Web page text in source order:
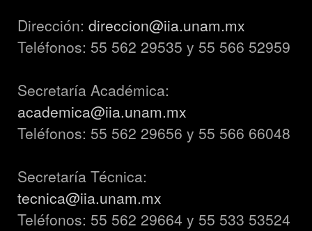
Dirección: direccion@iia.unam.mx
Teléfonos: 55 562 29535 y 55 566 52959
Secretaría Académica:
academica@iia.unam.mx
Teléfonos: 55 562 29656 y 55 566 66048
Secretaría Técnica:
tecnica@iia.unam.mx
Teléfonos: 55 562 29664 y 55 533 53524